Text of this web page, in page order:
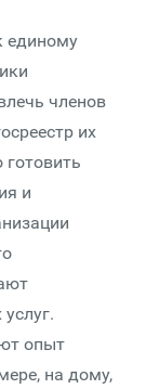
единому
членов
их
и
опыт
на дому,